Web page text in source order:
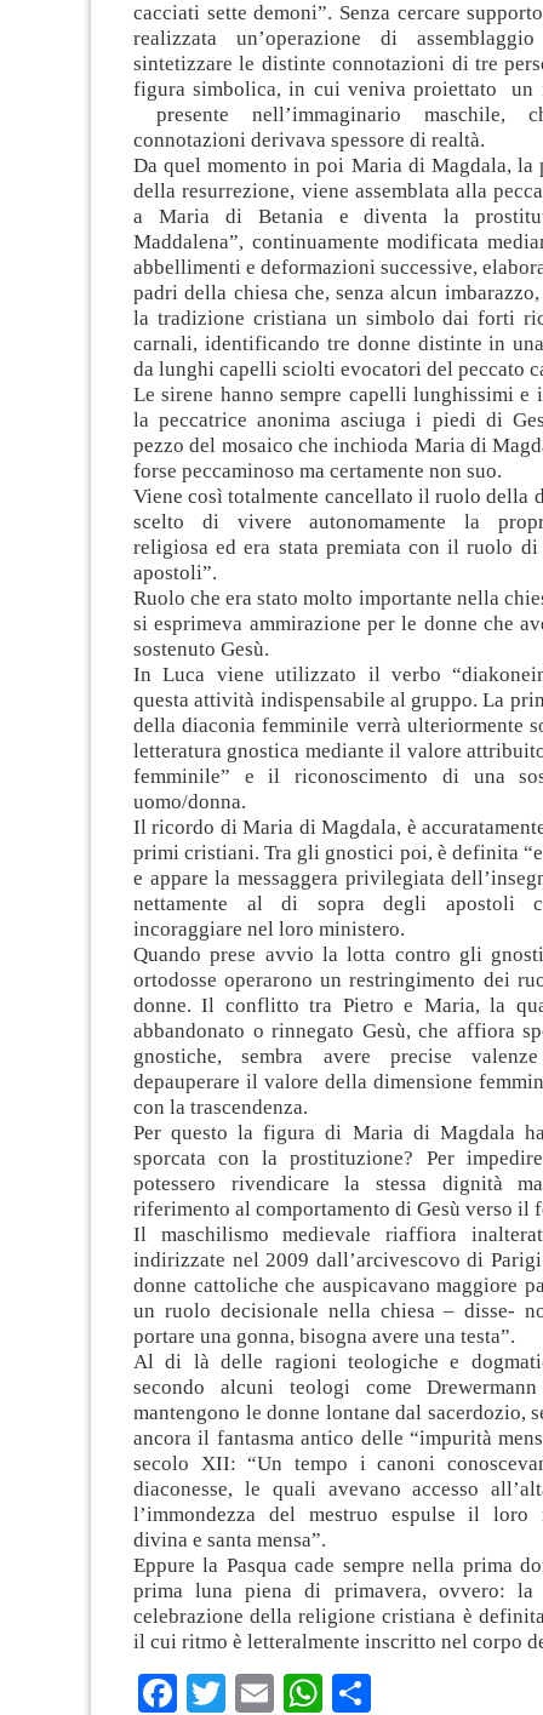
cacciati sette demoni”. Senza cercare
realizzata un’operazione di
sintetizzare le distinte connotazioni di tre
figura simbolica, in cui veniva proiettato un
presente nell’immaginario maschile,
connotazioni derivava spessore di realtà.
Da quel momento in poi Maria di Magdala, la
della resurrezione, viene assemblata alla
a Maria di Betania e diventa la
Maddalena”, continuamente modificata
abbellimenti e deformazioni successive,
padri della chiesa che, senza alcun
la tradizione cristiana un simbolo dai forti
carnali, identificando tre donne distinte in
da lunghi capelli sciolti evocatori del peccato
Le sirene hanno sempre capelli lunghissimi
la peccatrice anonima asciuga i piedi di
pezzo del mosaico che inchioda Maria di
forse peccaminoso ma certamente non suo.
Viene così totalmente cancellato il ruolo della
scelto di vivere autonomamente la
religiosa ed era stata premiata con il ruolo di
apostoli”.
Ruolo che era stato molto importante nella
si esprimeva ammirazione per le donne che
sostenuto Gesù.
In Luca viene utilizzato il verbo
questa attività indispensabile al gruppo. La
della diaconia femminile verrà ulteriormente
letteratura gnostica mediante il valore
femminile” e il riconoscimento di una
uomo/donna.
Il ricordo di Maria di Magdala, è
primi cristiani. Tra gli gnostici poi, è definita
e appare la messaggera privilegiata
nettamente al di sopra degli apostoli
incoraggiare nel loro ministero.
Quando prese avvio la lotta contro gli
ortodosse operarono un restringimento dei
donne. Il conflitto tra Pietro e Maria, la
abbandonato o rinnegato Gesù, che affiora
gnostiche, sembra avere precise
depauperare il valore della dimensione
con la trascendenza.
Per questo la figura di Maria di Magdala
sporcata con la prostituzione? Per
potessero rivendicare la stessa dignità
riferimento al comportamento di Gesù verso il
Il maschilismo medievale riaffiora
indirizzate nel 2009 dall’arcivescovo di
donne cattoliche che auspicavano maggiore
un ruolo decisionale nella chiesa – disse-
portare una gonna, bisogna avere una testa”.
Al di là delle ragioni teologiche e
secondo alcuni teologi come
mantengono le donne lontane dal sacerdozio,
ancora il fantasma antico delle “impurità
secolo XII: “Un tempo i canoni
diaconesse, le quali avevano accesso
l’immondezza del mestruo espulse il loro
divina e santa mensa”.
Eppure la Pasqua cade sempre nella prima
prima luna piena di primavera, ovvero: la
celebrazione della religione cristiana è
il cui ritmo è letteralmente inscritto nel corpo
Facebook
TwitterEmailWhatsApp